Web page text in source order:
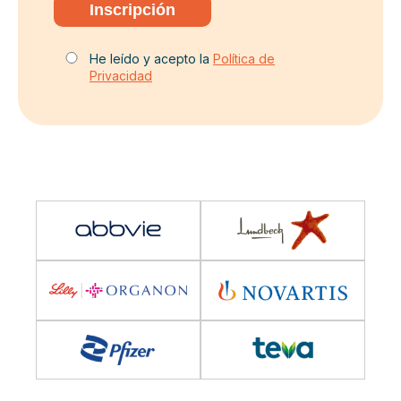
He leído y acepto la Política de
Privacidad